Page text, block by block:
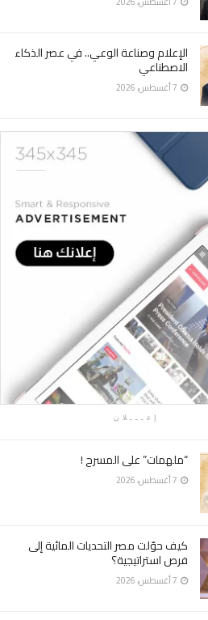
الإعلام وصناعة الوعي.. في عصر الذكاء
الاصطناعي
إعـــلان
“ملهمات” على المسرح !
كيف حوّلت مصر التحديات المائية إلى
فرص استراتيجية؟